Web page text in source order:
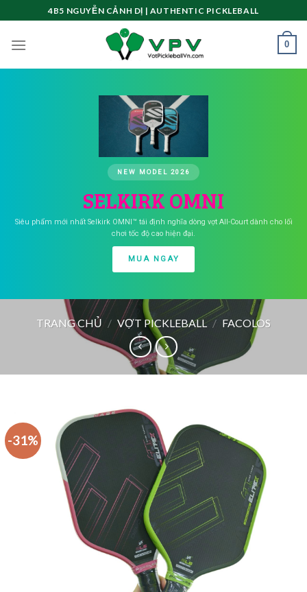
to
content
4B5 NGUYỄN CẢNH DỊ | AUTHENTIC PICKLEBALL
0
NEW MODEL 2026
SELKIRK OMNI
Siêu phẩm mới nhất Selkirk OMNI™ tái định nghĩa dòng vợt All-Court dành cho lối
chơi tốc độ cao hiện đại.
MUA NGAY
TRANG CHỦ / VỢT PICKLEBALL / FACOLOS
-31%